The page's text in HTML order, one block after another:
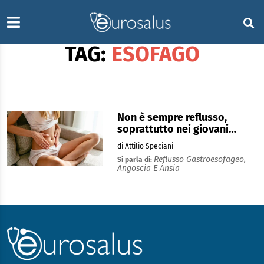
TAG: ESOFAGO
Non è sempre reflusso,
soprattutto nei giovani…
di Attilio Speciani
Si parla di: Reflusso Gastroesofageo,
Angoscia E Ansia